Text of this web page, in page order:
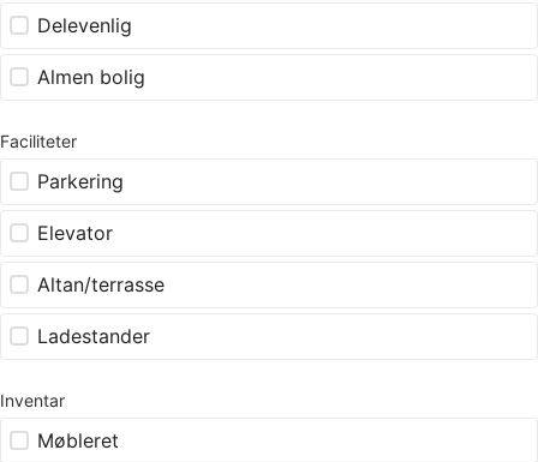
Delevenlig
Almen bolig
Faciliteter
Parkering
Elevator
Altan/terrasse
Ladestander
Inventar
Møbleret